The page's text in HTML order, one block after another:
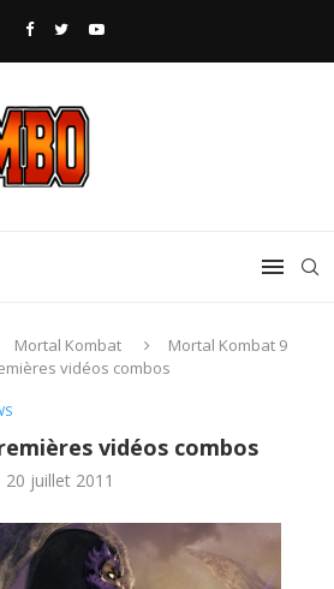
Mortal Kombat
Mortal Kombat 9
vidéos combos
vidéos combos
20 juillet 2011